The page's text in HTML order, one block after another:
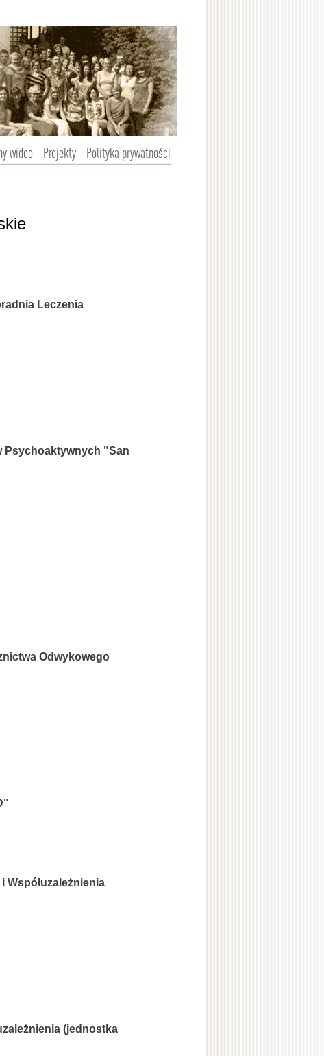
wideo Projekty Polityka prywatności
Leczenia
Psychoaktywnych "San
Odwykowego
Współuzależnienia
(jednostka